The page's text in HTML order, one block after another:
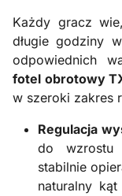
Każdy gracz
długie godziny
odpowiednich
fotel obrotowy
w szeroki zakres
Regulacja
do wzrostu
stabilnie
naturalny